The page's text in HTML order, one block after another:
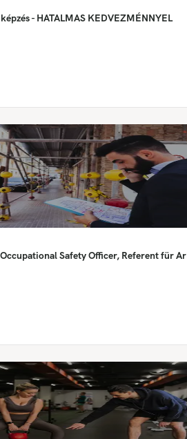
- HATALMAS KEDVEZMÉNNYEL
Safety Officer, Referent für